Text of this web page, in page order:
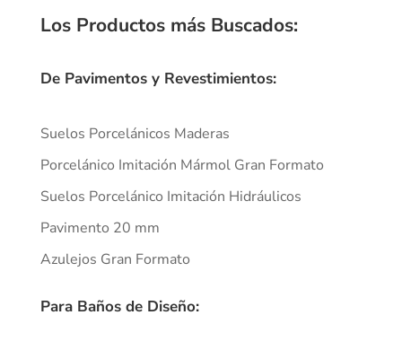
Los Productos más Buscados:
De Pavimentos y Revestimientos:
Suelos Porcelánicos Maderas
Porcelánico Imitación Mármol Gran Formato
Suelos Porcelánico Imitación Hidráulicos
Pavimento 20 mm
Azulejos Gran Formato
Para Baños de Diseño: